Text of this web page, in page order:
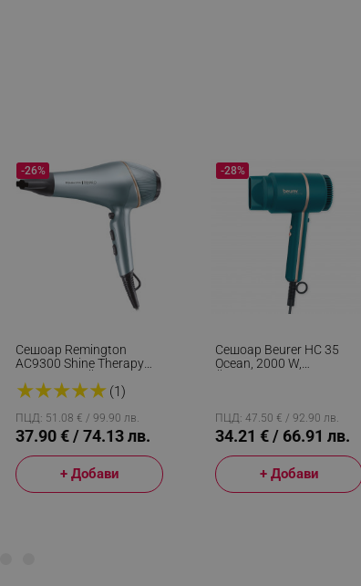
Сешоар Remington
AC9300 Shine Therapy
AC Мотор, Cool Shot, Син
★★★★★(1)
-26%
ПЦД: 51.08 € / 99.90 лв.
37.90 € / 74.13 лв.
+ Добави
Сешоар Beurer HC 35
Ocean, 2000 W,
Студен Въздух, Tюркоаз
-28%
ПЦД: 47.50 € / 92.90 лв.
34.21 € / 66.91 лв.
+ Добави